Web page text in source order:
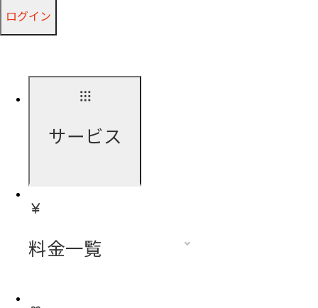
ログイン
サービス
料金一覧